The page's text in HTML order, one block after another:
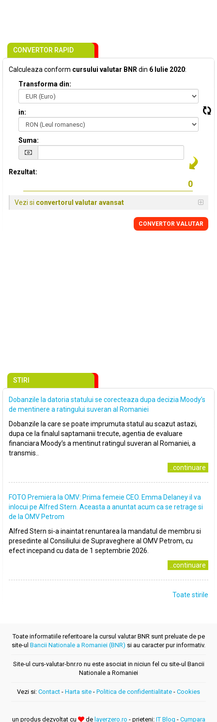
CONVERTOR RAPID
Calculeaza conform cursului valutar BNR din 6 Iulie 2020:
Transforma din:
in:
Suma:
Rezultat:
Vezi si convertorul valutar avansat
CONVERTOR VALUTAR
STIRI
Dobanzile la datoria statului se corecteaza dupa decizia Moody’s
de mentinere a ratingului suveran al Romaniei
Dobanzile la care se poate imprumuta statul au scazut astazi,
dupa ce la finalul saptamanii trecute, agentia de evaluare
financiara Moody’s a mentinut ratingul suveran al Romaniei, a
transmis..
..continuare
FOTO Premiera la OMV: Prima femeie CEO. Emma Delaney il va
inlocui pe Alfred Stern. Aceasta a anuntat acum ca se retrage si
de la OMV Petrom
Alfred Stern si-a inaintat renuntarea la mandatul de membru si
presedinte al Consiliului de Supraveghere al OMV Petrom, cu
efect incepand cu data de 1 septembrie 2026.
..continuare
Toate stirile
Toate informatiile referitoare la cursul valutar BNR sunt preluate de pe
site-ul Bancii Nationale a Romaniei (BNR) si au caracter pur informativ.
Site-ul curs-valutar-bnr.ro nu este asociat in niciun fel cu site-ul Bancii
Nationale a Romaniei
Vezi si: Contact - Harta site - Politica de confidentialitate - Cookies
un produs dezvoltat cu de layerzero.ro - prieteni: IT Blog - Cumpara